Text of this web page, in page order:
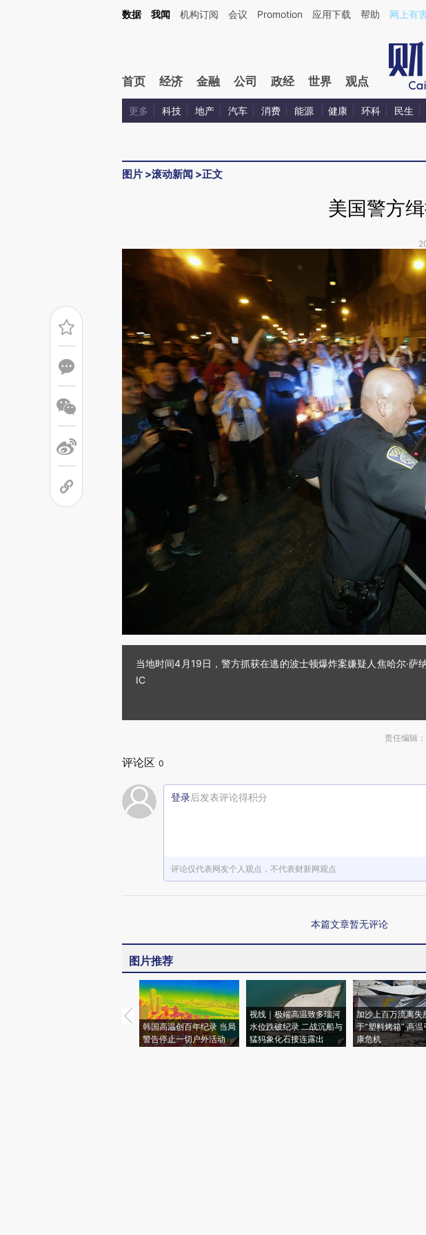
数据 我闻 机构订阅 会议 Promotion 应用下载 帮助 网上有
首页 经济 金融 公司 政经 世界 观点
更多 科技 地产 汽车 消费 能源 健康 环科 民生
图片 >滚动新闻 >正文
美国警方
当地时间4月19日，警方抓获在逃的波士顿爆炸案嫌疑人焦哈尔·
IC
责任编辑
评论区 0
登录后发表评论得积分
评论仅代表网友个人观点，不代表财新网观点
本篇文章暂无评论
图片推荐
韩国高温创百年纪录 当局
警告停止一切户外活动
视线｜极端高温致多瑙河
水位跌破纪录 二战沉船与
猛犸象化石接连露出
加沙上百万流离失
于“塑料烤箱” 高温
康危机